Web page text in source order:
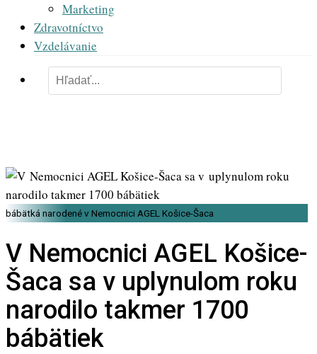
Marketing
Zdravotníctvo
Vzdelávanie
bábätká narodené v Nemocnici AGEL Košice-Šaca
V Nemocnici AGEL Košice-
Šaca sa v uplynulom roku
narodilo takmer 1700
bábätiek